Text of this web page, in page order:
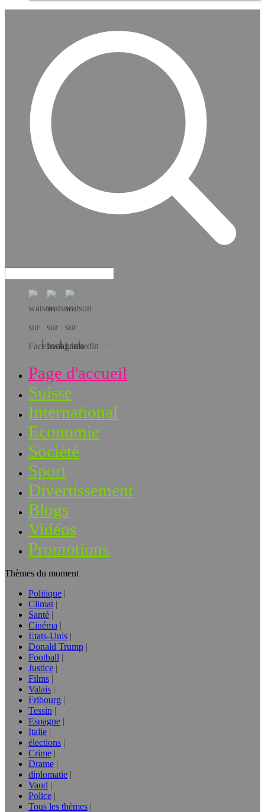
Téléchargez l’app!
Page d'accueil
Suisse
International
Economie
Société
Sport
Divertissement
Blogs
Vidéos
Promotions
Thèmes du moment
Politique
Climat
Santé
Cinéma
Etats-Unis
Donald Trump
Football
Justice
Films
Valais
Fribourg
Tessin
Espagne
Italie
élections
Crime
Drame
diplomatie
Vaud
Police
Tous les thèmes